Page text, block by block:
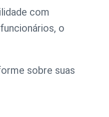
com
o
sobre suas